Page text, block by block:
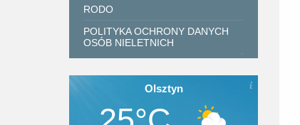
RODO
POLITYKA OCHRONY DANYCH
OSÓB NIELETNICH
Olsztyn